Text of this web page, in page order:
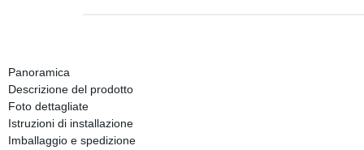
Panoramica
Descrizione del prodotto
Foto dettagliate
Istruzioni di installazione
Imballaggio e spedizione